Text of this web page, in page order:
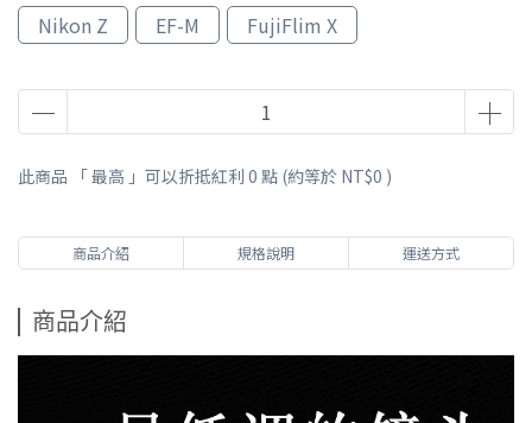
Nikon Z
EF-M FujiFlim X
此商品 「 最高 」可以折抵紅利 0 點 (約等於 NT$0 )
商品介紹 規格說明 運送方式
商品介紹